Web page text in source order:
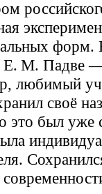
форм.
Е. М. Падве
любимый
своё
это был уже